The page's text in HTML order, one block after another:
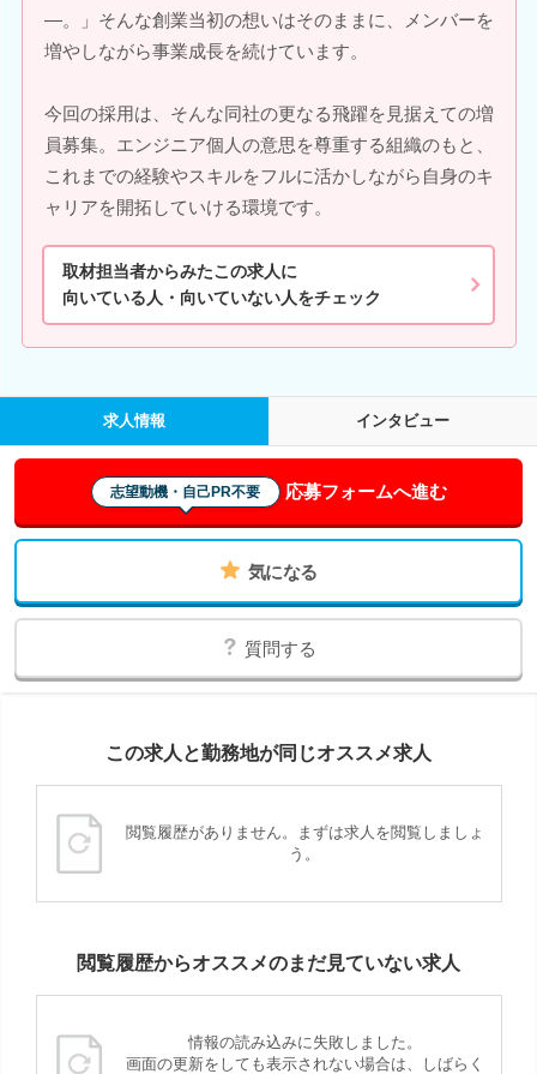
―。」そんな創業当初の想いはそのままに、メンバーを
増やしながら事業成長を続けています。
今回の採用は、そんな同社の更なる飛躍を見据えての増
員募集。エンジニア個人の意思を尊重する組織のもと、
これまでの経験やスキルをフルに活かしながら自身のキ
ャリアを開拓していける環境です。
取材担当者からみたこの求人に
向いている人・向いていない人をチェック
求人情報 インタビュー
志望動機・自己PR不要 応募フォームへ進む
気になる
質問する
この求人と勤務地が同じオススメ求人
閲覧履歴がありません。まずは求人を閲覧しましょ
う。
閲覧履歴からオススメのまだ見ていない求人
情報の読み込みに失敗しました。
画面の更新をしても表示されない場合は、しばらく